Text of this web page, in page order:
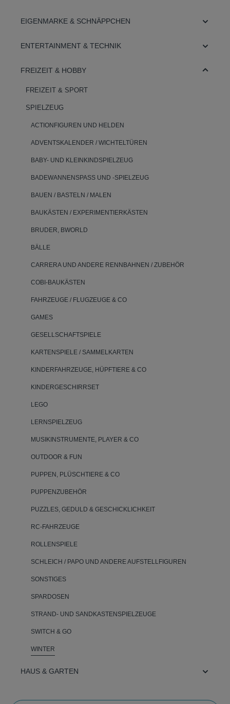
EIGENMARKE & SCHNÄPPCHEN
ENTERTAINMENT & TECHNIK
FREIZEIT & HOBBY
FREIZEIT & SPORT
SPIELZEUG
ACTIONFIGUREN UND HELDEN
ADVENTSKALENDER / WICHTELTÜREN
BABY- UND KLEINKINDSPIELZEUG
BADEWANNENSPASS UND -SPIELZEUG
BAUEN / BASTELN / MALEN
BAUKÄSTEN / EXPERIMENTIERKÄSTEN
BRUDER, BWORLD
BÄLLE
CARRERA UND ANDERE RENNBAHNEN / ZUBEHÖR
COBI-BAUKÄSTEN
FAHRZEUGE / FLUGZEUGE & CO
GAMES
GESELLSCHAFTSPIELE
KARTENSPIELE / SAMMELKARTEN
KINDERFAHRZEUGE, HÜPFTIERE & CO
KINDERGESCHIRRSET
LEGO
LERNSPIELZEUG
MUSIKINSTRUMENTE, PLAYER & CO
OUTDOOR & FUN
PUPPEN, PLÜSCHTIERE & CO
PUPPENZUBEHÖR
PUZZLES, GEDULD & GESCHICKLICHKEIT
RC-FAHRZEUGE
ROLLENSPIELE
SCHLEICH / PAPO UND ANDERE AUFSTELLFIGUREN
SONSTIGES
SPARDOSEN
STRAND- UND SANDKASTENSPIELZEUGE
SWITCH & GO
WINTER
HAUS & GARTEN